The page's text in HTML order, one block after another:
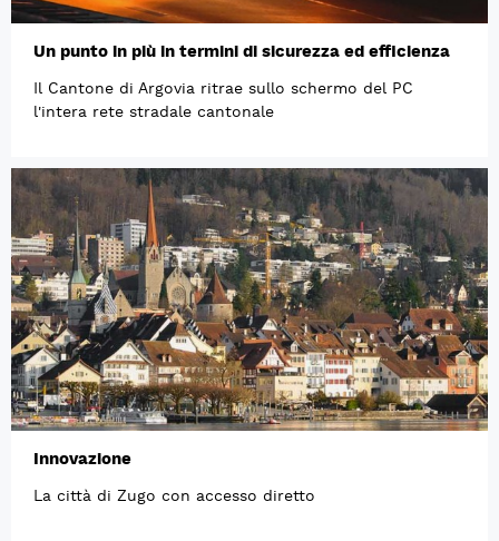
Un punto in più in termini di sicurezza ed efficienza
Il Cantone di Argovia ritrae sullo schermo del PC
l'intera rete stradale cantonale
Innovazione
La città di Zugo con accesso diretto